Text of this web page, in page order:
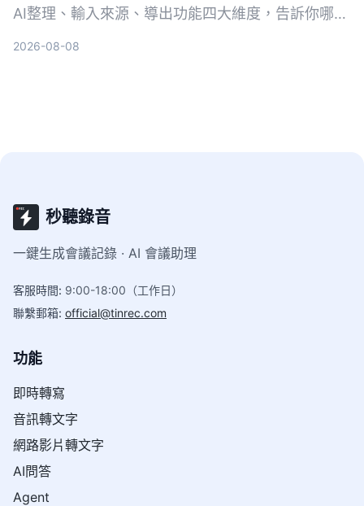
AI整理、輸入來源、導出功能四大維度，告訴你哪款
2026-08-08
秒聽錄音
一鍵生成會議記錄 · AI 會議助理
客服時間: 9:00-18:00（工作日）
聯繫郵箱: official@tinrec.com
功能
即時轉寫
音訊轉文字
網路影片轉文字
AI問答
Agent